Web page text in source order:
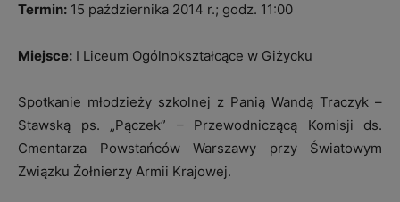
Termin: 15 października 2014 r.; godz. 11:00
Miejsce: I Liceum Ogólnokształcące w Giżycku
Spotkanie młodzieży szkolnej z Panią Wandą Traczyk –
Stawską ps. „Pączek” – Przewodniczącą Komisji ds.
Cmentarza Powstańców Warszawy przy Światowym
Związku Żołnierzy Armii Krajowej.